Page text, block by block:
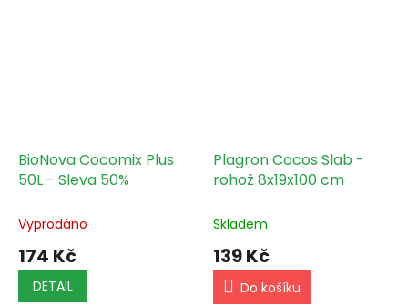
BioNova Cocomix Plus
50L - Sleva 50%
Vyprodáno
174 Kč
DETAIL
Plagron Cocos Slab -
rohož 8x19x100 cm
Skladem
139 Kč
Do košíku